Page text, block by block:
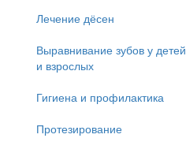
Лечение дёсен
Выравнивание зубов у детей
и взрослых
Гигиена и профилактика
Протезирование